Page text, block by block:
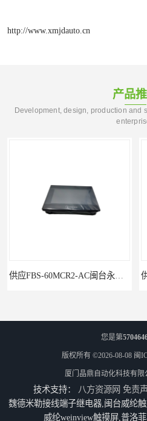
http://www.xmjdauto.cn
产品
Development, design, production and
供应FBS-60MCR2-AC闽台永宏FATEKPLC
您是第
版权所有 ©2026-08-08 闽
厦门晶鼎自动化科技有限
技术支持： 八方资源网 免责
魏德米勒接线端子继电器,闽台威纶
威纶weinview触摸屏,普洛